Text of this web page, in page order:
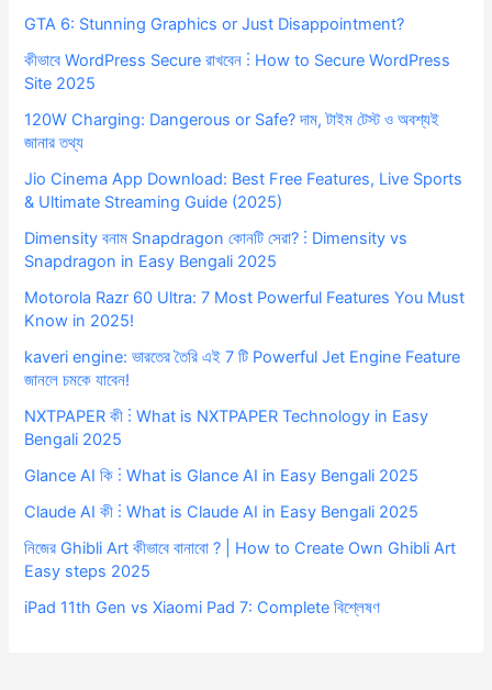
GTA 6: Stunning Graphics or Just Disappointment?
কীভাবে WordPress Secure রাখবেন ⋮ How to Secure WordPress
Site 2025
120W Charging: Dangerous or Safe? দাম, টাইম টেস্ট ও অবশ্যই
জানার তথ্য
Jio Cinema App Download: Best Free Features, Live Sports
& Ultimate Streaming Guide (2025)
Dimensity বনাম Snapdragon কোনটি সেরা? ⋮ Dimensity vs
Snapdragon in Easy Bengali 2025
Motorola Razr 60 Ultra: 7 Most Powerful Features You Must
Know in 2025!
kaveri engine: ভারতের তৈরি এই 7 টি Powerful Jet Engine Feature
জানলে চমকে যাবেন!
NXTPAPER কী ⋮ What is NXTPAPER Technology in Easy
Bengali 2025
Glance AI কি ⋮ What is Glance AI in Easy Bengali 2025
Claude AI কী ⋮ What is Claude AI in Easy Bengali 2025
নিজের Ghibli Art কীভাবে বানাবো ? | How to Create Own Ghibli Art
Easy steps 2025
iPad 11th Gen vs Xiaomi Pad 7: Complete বিশ্লেষণ